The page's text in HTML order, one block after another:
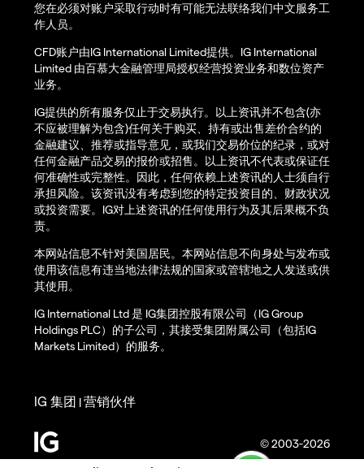
您在必须对账户采取行动时有可能无法联络我们中文服务工
作人员。
CFD账户由IG International Limited提供。IG International
Limited 由百慕大金融管理局授权经营投资业务和数位资产
业务。
IG提供的所有服务仅止于交易执行。以上资讯并不包含(亦
不应被理解为包含)任何关于购买、持有或出售差价合约的
金融建议、推荐或指导意见，或我们交易价位的纪录，或对
任何金融产品交易的报价或招售。以上资讯不代表或保证任
何准确性或完整性。因此，任何依赖上述资讯的人士须自行
承担风险。该资讯没有考虑到您的特定投资目的、财政状况
或投资需要。IG对上述资讯的任何使用行为及其后果概不负
责。
本网站信息不针对美国居民。本网站信息不向身处与发布或
使用该信息有违当地法律法规的国家或管辖地之人发送或供
其使用。
IG International Ltd 是 IG集团控股有限公司（IG Group
Holdings PLC）的子公司，其接受集团附属公司（包括IG
Markets Limited）的服务。
© 2003-2026
IG 集团 |营销伙伴